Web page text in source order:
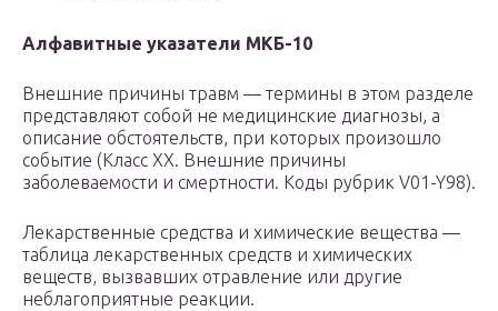
Алфавитные указатели МКБ-10
Внешние причины травм — термины в этом разделе
представляют собой не медицинские диагнозы, а
описание обстоятельств, при которых произошло
событие (Класс XX. Внешние причины
заболеваемости и смертности. Коды рубрик V01-Y98).
Лекарственные средства и химические вещества —
таблица лекарственных средств и химических
веществ, вызвавших отравление или другие
неблагоприятные реакции.